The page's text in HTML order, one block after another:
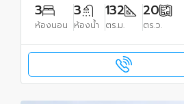
3
ห้องนอน
3
ห้องน้ำ
132
ตร.ม.
20
ตร.ว.